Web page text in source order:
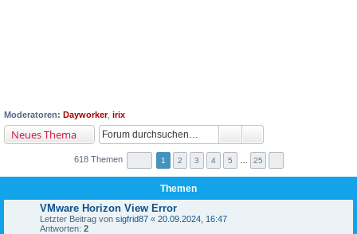
Moderatoren: Dayworker, irix
Neues Thema
618 Themen 1 2 3 4 5 25
Themen
VMware Horizon View Error
Letzter Beitrag von sigfrid87 « 20.09.2024, 16:47
Antworten: 2